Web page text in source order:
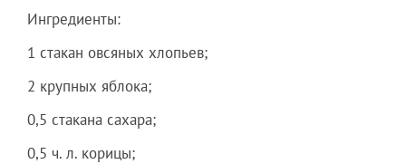
Ингредиенты:
1 стакан овсяных хлопьев;
2 крупных яблока;
0,5 стакана сахара;
0,5 ч. л. корицы;